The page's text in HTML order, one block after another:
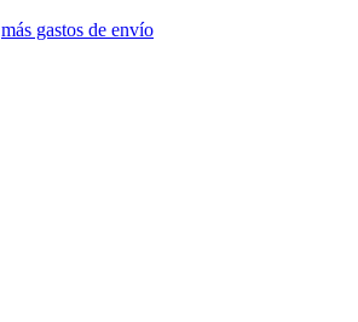
más gastos de envío